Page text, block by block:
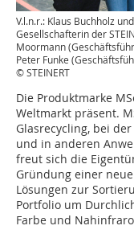
V.l.n.r.: Klaus Buchholz
Gesellschafterin der
Moormann
Peter Funke
© STEINERT
Die Produktmarke
Weltmarkt präsent.
Glasrecycling, bei
und in anderen
freut sich die
Gründung einer
Lösungen zur
Portfolio um
Farbe und